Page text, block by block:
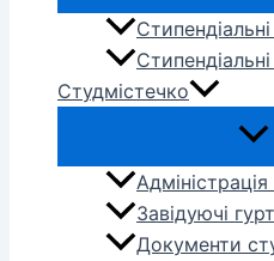
Студмістечко
Завідуючі
Документи